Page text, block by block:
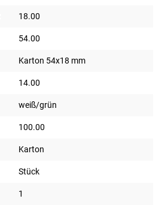
18.00
54.00
Karton 54x18 mm
14.00
weiß/grün
100.00
Karton
Stück
1